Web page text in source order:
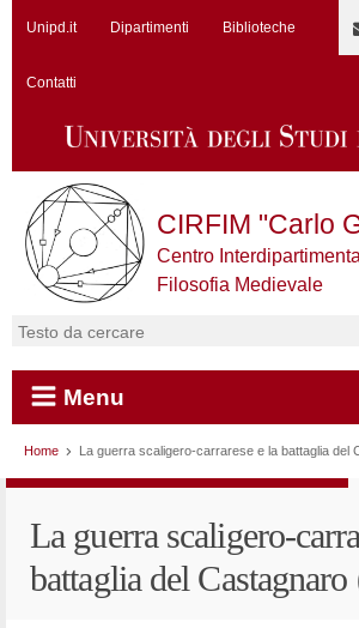
Unipd.it Dipartimenti Biblioteche
Contatti
CIRFIM "Carlo
Centro
Filosofia Medievale
Cerca:
Menu
Vai al contenuto
Home La guerra scaligero-carrarese e la battaglia del
La guerra scaligero-
battaglia del